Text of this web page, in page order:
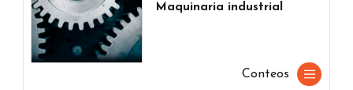
Maquinaria industrial
Conteos